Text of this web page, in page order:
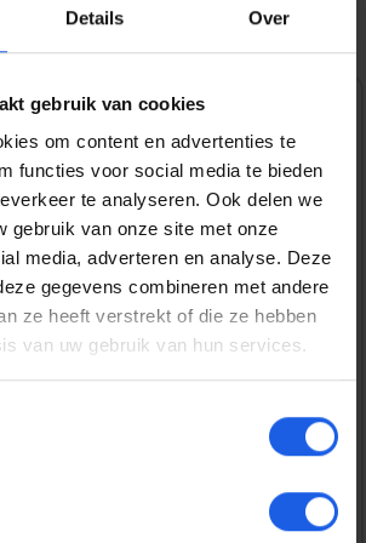
Details Over
gebruik van cookies
om content en advertenties te
functies voor social media te bieden
te analyseren. Ook delen we
gebruik van onze site met onze
media, adverteren en analyse. Deze
gegevens combineren met andere
ze heeft verstrekt of die ze hebben
van uw gebruik van hun services.
excl. verzendkosten
nu
EAN:
vanaf € 25,-